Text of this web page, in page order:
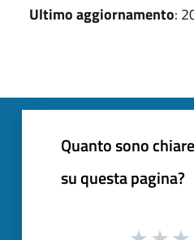
Ultimo aggiornamento:
Quanto sono
su questa pagina?